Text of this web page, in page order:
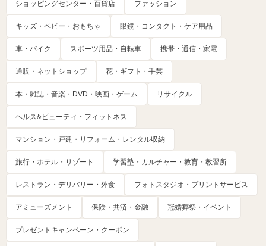
ショッピングセンター・百貨店 ファッション
キッズ・ベビー・おもちゃ 眼鏡・コンタクト・ケア用品
車・バイク スポーツ用品・自転車 携帯・通信・家電
通販・ネットショップ 花・ギフト・手芸
本・雑誌・音楽・DVD・映画・ゲーム リサイクル
ヘルス&ビューティ・フィットネス
マンション・戸建・リフォーム・レンタル収納
旅行・ホテル・リゾート 学習塾・カルチャー・教育・教習所
レストラン・デリバリー・外食 フォトスタジオ・プリントサービス
アミューズメント 保険・共済・金融 冠婚葬祭・イベント
プレゼントキャンペーン・クーポン